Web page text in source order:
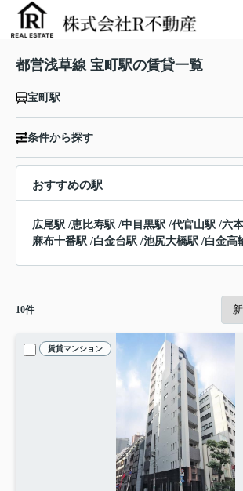
都営浅草線 宝町駅の賃貸一覧
宝町駅
条件から探す
おすすめの駅
広尾駅 /恵比寿駅 /中目黒駅 /代官山駅 /六
麻布十番駅 /白金台駅 /池尻大橋駅 /白金高
10件
賃貸マンション